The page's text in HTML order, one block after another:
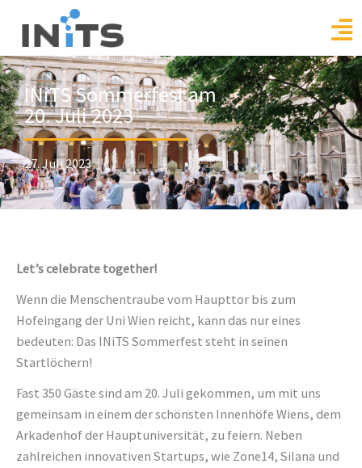
content
INiTS Sommerfest am
20. Juli 2023
27. Juli 2023
Let’s celebrate together!
Wenn die Menschentraube vom Haupttor bis zum
Hofeingang der Uni Wien reicht, kann das nur eines
bedeuten: Das INiTS Sommerfest steht in seinen
Startlöchern!
Fast 350 Gäste sind am 20. Juli gekommen, um mit uns
gemeinsam in einem der schönsten Innenhöfe Wiens, dem
Arkadenhof der Hauptuniversität, zu feiern. Neben
zahlreichen innovativen Startups, wie Zone14, Silana und